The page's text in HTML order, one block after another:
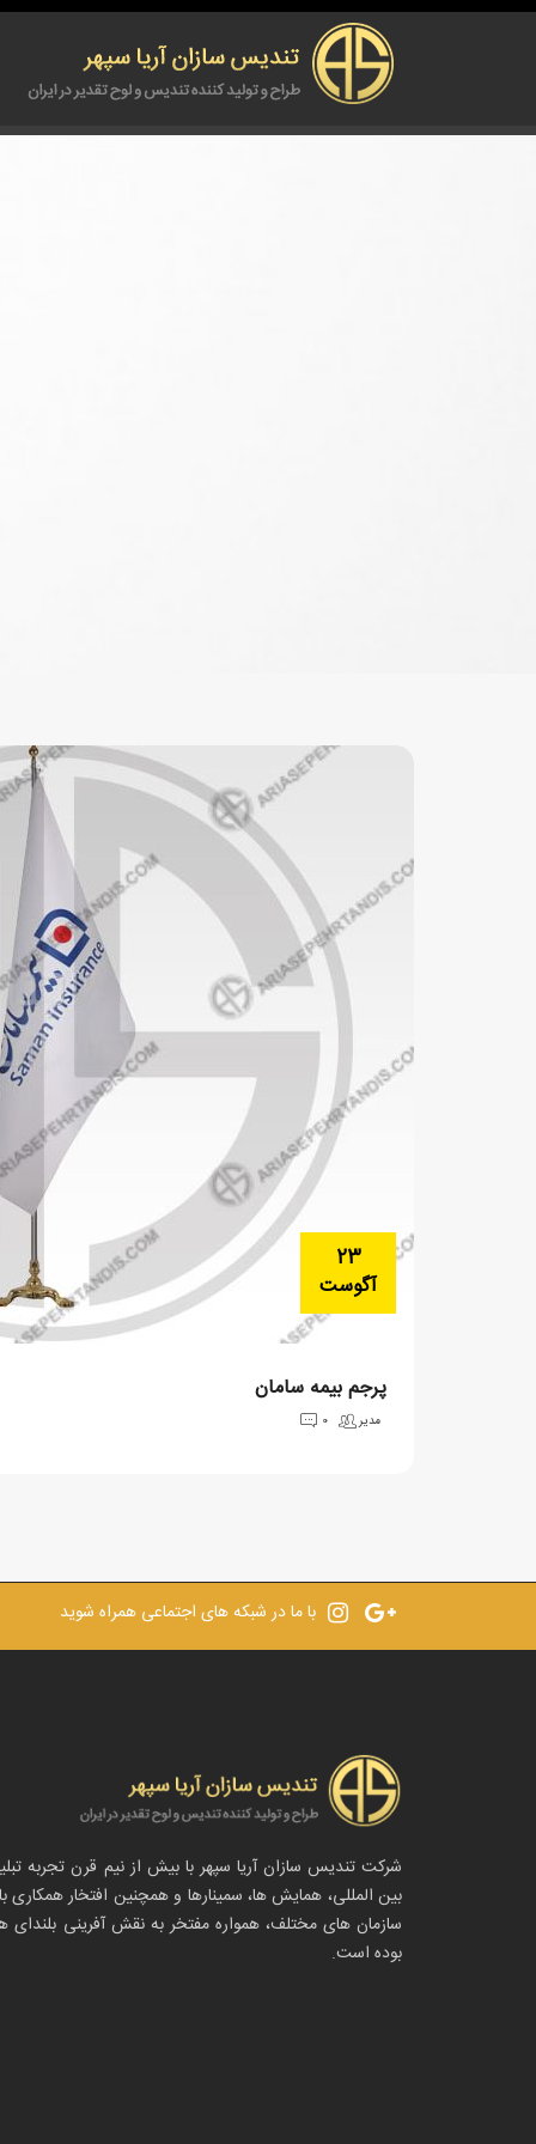
23
آگوست
پرجم بیمه سامان
مدیر 0
با ما در شبکه های اجتماعی همراه شوید
شرکت تندیس سازان آریا سپهر با بیش از نیم قرن تجربه
بین المللی، همایش ها، سمینارها و همچنین افتخار همکاری
سازمان های مختلف، همواره مفتخر به نقش آفرینی بلندای
بوده است.